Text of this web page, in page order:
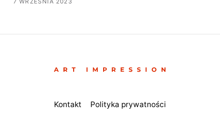
Kontakt Polityka prywatności